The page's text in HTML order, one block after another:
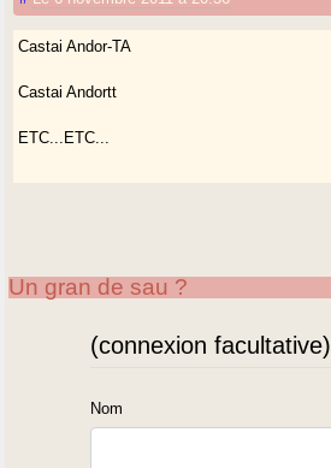
Castai Andor-TA
Castai Andortt
ETC...ETC...
Un gran de sau ?
(connexion facultative)
Nom